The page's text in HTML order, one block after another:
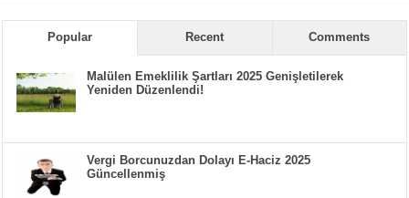
Popular Recent Comments
Malülen Emeklilik Şartları 2025 Genişletilerek
Yeniden Düzenlendi!
Vergi Borcunuzdan Dolayı E-Haciz 2025
Güncellenmiş